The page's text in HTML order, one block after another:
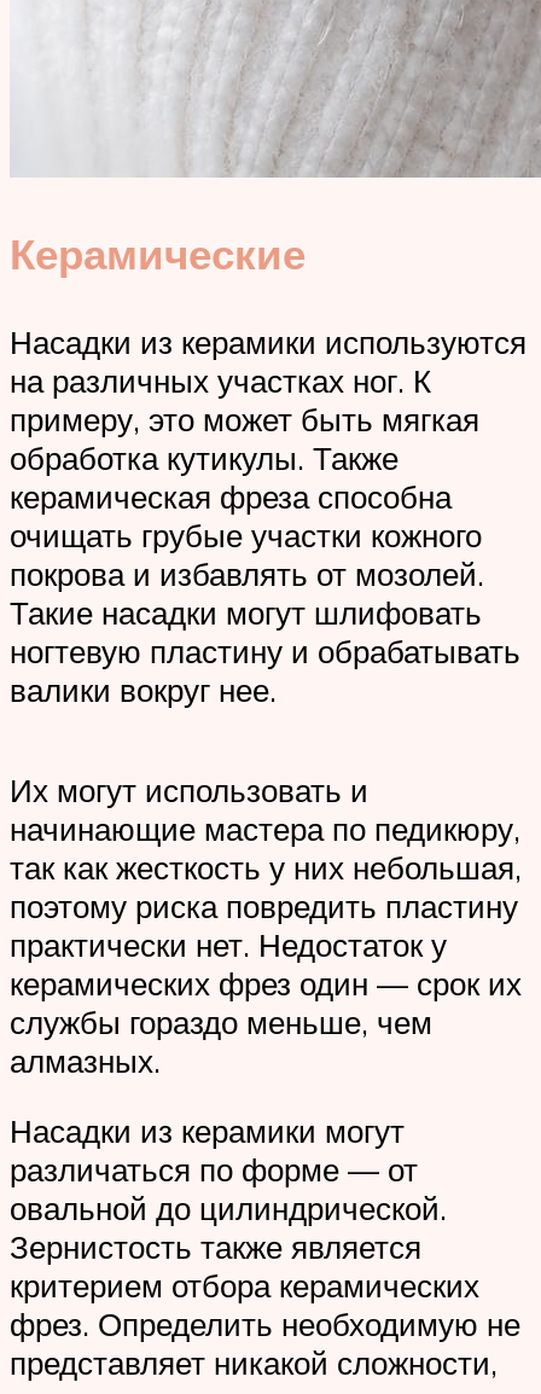
Керамические
Насадки из керамики используются
на различных участках ног. К
примеру, это может быть мягкая
обработка кутикулы. Также
керамическая фреза способна
очищать грубые участки кожного
покрова и избавлять от мозолей.
Такие насадки могут шлифовать
ногтевую пластину и обрабатывать
валики вокруг нее.
Их могут использовать и
начинающие мастера по педикюру,
так как жесткость у них небольшая,
поэтому риска повредить пластину
практически нет. Недостаток у
керамических фрез один — срок их
службы гораздо меньше, чем
алмазных.
Насадки из керамики могут
различаться по форме — от
овальной до цилиндрической.
Зернистость также является
критерием отбора керамических
фрез. Определить необходимую не
представляет никакой сложности,